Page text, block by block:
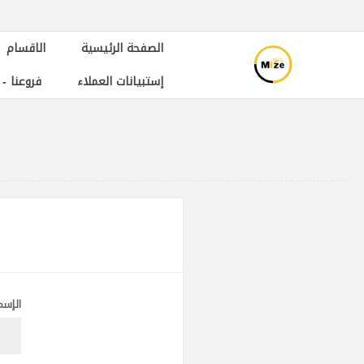
الصفحة الرئيسية الاقسام
إستبيانات العملاء
فروعنا